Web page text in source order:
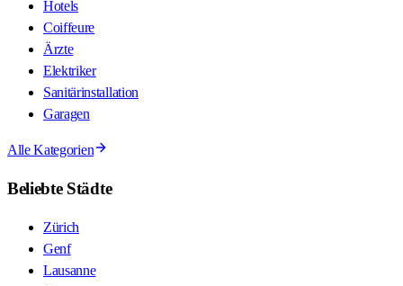
Hotels
Coiffeure
Ärzte
Elektriker
Sanitärinstallation
Garagen
Alle Kategorien
Beliebte Städte
Zürich
Genf
Lausanne